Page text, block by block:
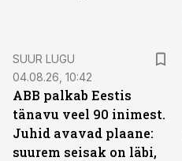
SUUR LUGU
04.08.26, 10:42
ABB palkab Eestis
tänavu veel 90 inimest.
Juhid avavad plaane:
suurem seisak on läbi,